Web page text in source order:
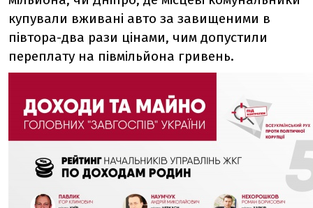
купували вживані авто за завищеними в
півтора-два рази цінами, чим допустили
переплату на півмільйона гривень.